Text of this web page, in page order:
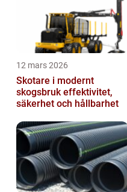
12 mars 2026
Skotare i modernt
skogsbruk effektivitet,
säkerhet och hållbarhet